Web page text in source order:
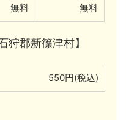
無料 無料
郡新篠津村】
550円(税込)